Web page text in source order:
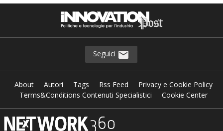
Seguici
About Autori Tags Rss Feed
Privacy e Cookie Policy
Terms&Conditions Contenuti Specialistici
Cookie Center